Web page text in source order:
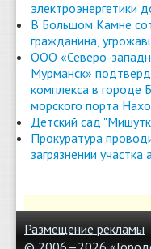
электроэнергетики
В Большом Камне
гражданина,
ООО «Северо-
Мурманск»
комплекса в городе
морского порта
Детский сад
Прокуратура
загрязнении
Размещение рекламы